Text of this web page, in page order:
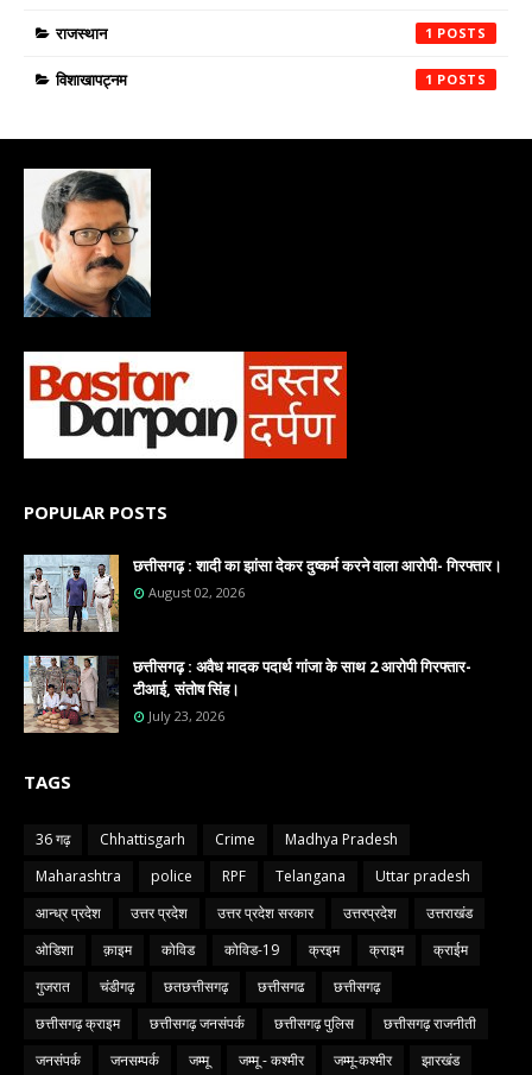
राजस्थान 1
विशाखापट्नम 1
POPULAR POSTS
छत्तीसगढ़ : शादी का झांसा देकर दुष्कर्म करने वाला आरोपी- गिरफ्तार।
August 02, 2026
छत्तीसगढ़ : अवैध मादक पदार्थ गांजा के साथ 2 आरोपी गिरफ्तार-
टीआई, संतोष सिंह।
July 23, 2026
TAGS
36 गढ़ Chhattisgarh Crime
Madhya Pradesh
Maharashtra
police RPF Telangana
Uttar pradesh
आन्ध्र प्रदेश
उत्तर प्रदेश उत्तर प्रदेश सरकार उत्तरप्रदेश
उत्तराखंड
ओडिशा
क़ाइम कोविड कोविड-19 क्रइम क्राइम
क्राईम
गुजरात
चंडीगढ़ छतछत्तीसगढ़ छत्तीसगढ
छत्तीसगढ़
छत्तीसगढ़ क्राइम
छत्तीसगढ़ जनसंपर्क छत्तीसगढ़ पुलिस
छत्तीसगढ़ राजनीती
जनसंपर्क
जनसम्पर्क जम्मू जम्मू - कश्मीर जम्मू-कश्मीर झारखंड